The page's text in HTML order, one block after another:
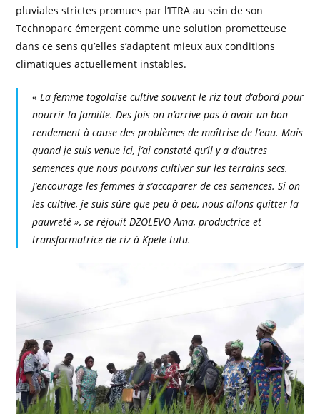
pluviales strictes promues par l’ITRA au sein de son
Technoparc émergent comme une solution prometteuse
dans ce sens qu’elles s’adaptent mieux aux conditions
climatiques actuellement instables.
« La femme togolaise cultive souvent le riz tout d’abord pour
nourrir la famille. Des fois on n’arrive pas à avoir un bon
rendement à cause des problèmes de maîtrise de l’eau. Mais
quand je suis venue ici, j’ai constaté qu’il y a d’autres
semences que nous pouvons cultiver sur les terrains secs.
J’encourage les femmes à s’accaparer de ces semences. Si on
les cultive, je suis sûre que peu à peu, nous allons quitter la
pauvreté », se réjouit DZOLEVO Ama, productrice et
transformatrice de riz à Kpele tutu.